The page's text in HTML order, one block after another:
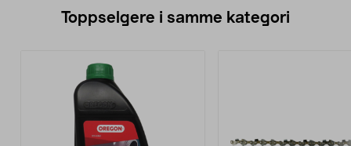
Toppselgere i samme kategori